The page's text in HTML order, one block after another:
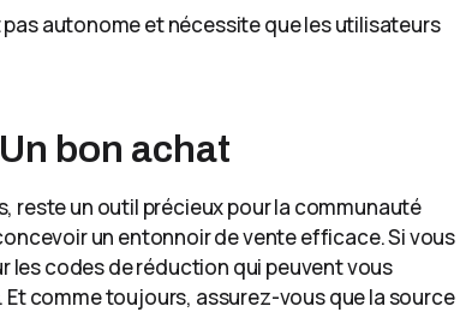
pas autonome et nécessite que les utilisateurs
bon achat
reste un outil précieux pour la communauté
un entonnoir de vente efficace. Si vous
les codes de réduction qui peuvent vous
comme toujours, assurez-vous que la source